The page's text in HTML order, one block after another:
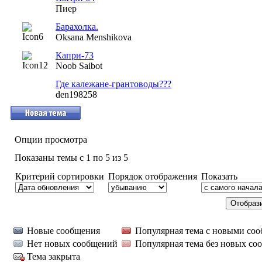
Пиер
Барахолка.
Oksana Menshikova
Капри-73
Noob Saibot
Где калежане-грантоводы???
den198258
Опции просмотра
Показаны темы с 1 по 5 из 5
Критерий сортировки Порядок отображения Показать
Новые сообщения
Популярная тема с новыми
Нет новых сообщений
Популярная тема без новых
Тема закрыта